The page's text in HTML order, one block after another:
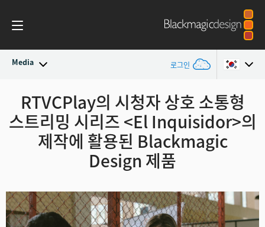
Media 로그인
최신 소식
뉴스 아카이브
Argentina
Australia
Austria
Canada
RTVCPlay의 시청자 상호 소통형
스트리밍 시리즈 <El Inquisidor>의
제작에 활용된 Blackmagic
Design 제품